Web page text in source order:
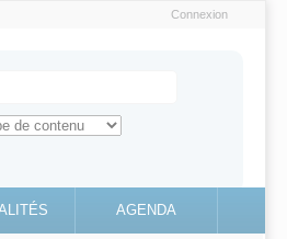
Connexion
l'information sur le site education.gouv.fr
AGENDA